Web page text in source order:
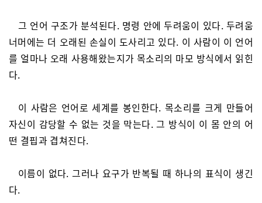
그 언어 구조가 분석된다. 명령 안에 두려움이 있다. 두려움
너머에는 더 오래된 손실이 도사리고 있다. 이 사람이 이 언어
를 얼마나 오래 사용해왔는지가 목소리의 마모 방식에서 읽힌
다.
이 사람은 언어로 세계를 봉인한다. 목소리를 크게 만들어
자신이 감당할 수 없는 것을 막는다. 그 방식이 이 몸 안의 어
떤 결핍과 겹쳐진다.
이름이 없다. 그러나 요구가 반복될 때 하나의 표식이 생긴
다.